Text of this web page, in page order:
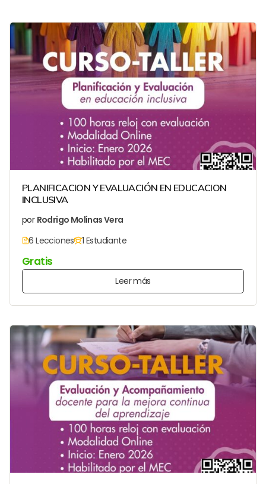
PLANIFICACION Y EVALUACIÓN EN EDUCACION
INCLUSIVA
por Rodrigo Molinas Vera
6 Lecciones
1 Estudiante
Gratis
Leer más